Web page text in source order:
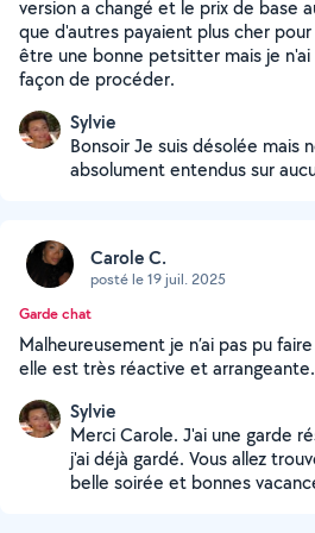
version a changé et le prix de base
que d'autres payaient plus cher
être une bonne petsitter mais je
façon de procéder.
Sylvie
Bonsoir Je suis désolée mais
absolument entendus sur
Carole C.
posté le 19 juil. 2025
Garde chat
Malheureusement je n’ai pas pu
elle est très réactive et arrangeante.
Sylvie
Merci Carole. J'ai une garde
j'ai déjà gardé. Vous allez
belle soirée et bonnes